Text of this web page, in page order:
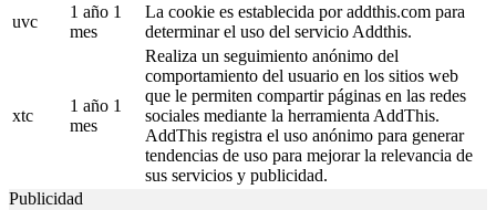
uvc
1 año 1
mes
La cookie es establecida por addthis.com para
determinar el uso del servicio Addthis.
xtc
1 año 1
mes
Realiza un seguimiento anónimo del
comportamiento del usuario en los sitios web
que le permiten compartir páginas en las redes
sociales mediante la herramienta AddThis.
AddThis registra el uso anónimo para generar
tendencias de uso para mejorar la relevancia de
sus servicios y publicidad.
Publicidad